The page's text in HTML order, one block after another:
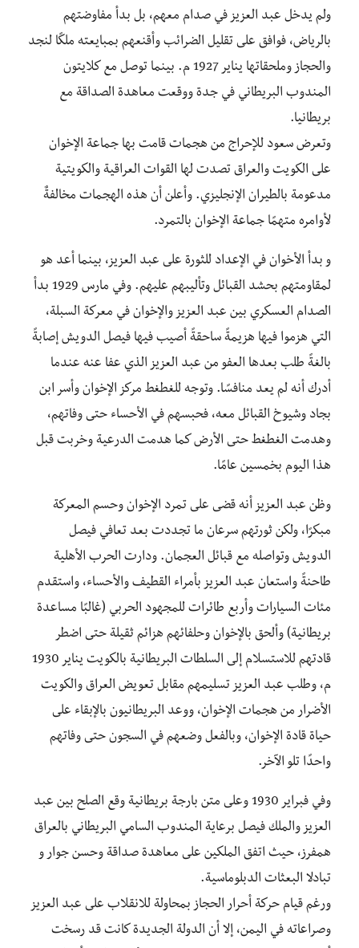
ولم يدخل عبد العزيز في صدام معهم، بل بدأ مفاوضتهم
بالرياض، فوافق على تقليل الضرائب وأقنعهم بمبايعته ملكًا لنجد
والحجاز وملحقاتها يناير 1927 م. بينما توصل مع كلايتون
المندوب البريطاني في جدة ووقعت معاهدة الصداقة مع
بريطانيا.
وتعرض سعود للإحراج من هجمات قامت بها جماعة الإخوان
على الكويت والعراق تصدت لها القوات العراقية والكويتية
مدعومة بالطيران الإنجليزي. وأعلن أن هذه الهجمات مخالفةٌ
لأوامره متهمًا جماعة الإخوان بالتمرد.
و بدأ الأخوان في الإعداد للثورة على عبد العزيز، بينما أعد هو
لمقاومتهم بحشد القبائل وتأليبهم عليهم. وفي مارس 1929 بدأ
الصدام العسكري بين عبد العزيز والإخوان في معركة السبلة،
التي هزموا فيها هزيمةً ساحقةً أصيب فيها فيصل الدويش إصابةً
بالغةً طلب بعدها العفو من عبد العزيز الذي عفا عنه عندما
أدرك أنه لم يعد منافسًا. وتوجه للغطغط مركز الإخوان وأسر ابن
بجاد وشيوخ القبائل معه، فحبسهم في الأحساء حتى وفاتهم،
وهدمت الغطغط حتى الأرض كما هدمت الدرعية وخربت قبل
هذا اليوم بخمسين عامًا.
وظن عبد العزيز أنه قضى على تمرد الإخوان وحسم المعركة
مبكرًا، ولكن ثورتهم سرعان ما تجددت بعد تعافي فيصل
الدويش وتواصله مع قبائل العجمان. ودارت الحرب الأهلية
طاحنةً واستعان عبد العزيز بأمراء القطيف والأحساء، واستقدم
مئات السيارات وأربع طائرات للمجهود الحربي (غالبًا مساعدة
بريطانية) وألحق بالإخوان وحلفائهم هزائم ثقيلة حتى اضطر
قادتهم للاستسلام إلى السلطات البريطانية بالكويت يناير 1930
م، وطلب عبد العزيز تسليمهم مقابل تعويض العراق والكويت
الأضرار من هجمات الإخوان، ووعد البريطانيون بالإبقاء على
حياة قادة الإخوان، وبالفعل وضعهم في السجون حتى وفاتهم
واحدًا تلو الآخر.
وفي فبراير 1930 وعلى متن بارجة بريطانية وقع الصلح بين عبد
العزيز والملك فيصل برعاية المندوب السامي البريطاني بالعراق
همفرز، حيث اتفق الملكين على معاهدة صداقة وحسن جوار و
تبادلا البعثات الدبلوماسية.
ورغم قيام حركة أحرار الحجاز بمحاولة للانقلاب على عبد العزيز
وصراعاته في اليمن، إلا أن الدولة الجديدة كانت قد رسخت